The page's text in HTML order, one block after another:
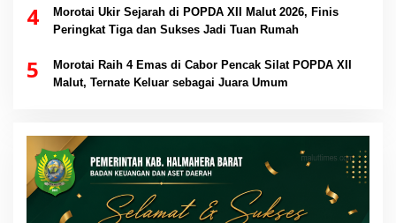
4
Morotai Ukir Sejarah di POPDA XII Malut 2026, Finis
Peringkat Tiga dan Sukses Jadi Tuan Rumah
5
Morotai Raih 4 Emas di Cabor Pencak Silat POPDA XII
Malut, Ternate Keluar sebagai Juara Umum